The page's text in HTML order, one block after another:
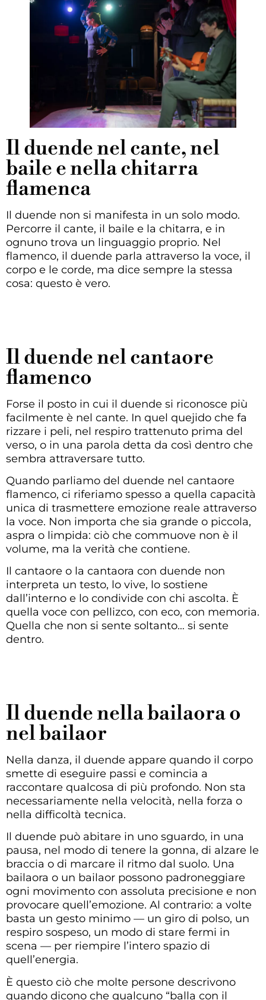
Il duende nel cante, nel
baile e nella chitarra
flamenca
Il duende non si manifesta in un solo modo.
Percorre il cante, il baile e la chitarra, e in
ognuno trova un linguaggio proprio. Nel
flamenco, il duende parla attraverso la voce, il
corpo e le corde, ma dice sempre la stessa
cosa: questo è vero.
Il duende nel cantaore
flamenco
Forse il posto in cui il duende si riconosce più
facilmente è nel cante. In quel quejido che fa
rizzare i peli, nel respiro trattenuto prima del
verso, o in una parola detta da così dentro che
sembra attraversare tutto.
Quando parliamo del duende nel cantaore
flamenco, ci riferiamo spesso a quella capacità
unica di trasmettere emozione reale attraverso
la voce. Non importa che sia grande o piccola,
aspra o limpida: ciò che commuove non è il
volume, ma la verità che contiene.
Il cantaore o la cantaora con duende non
interpreta un testo, lo vive, lo sostiene
dall’interno e lo condivide con chi ascolta. È
quella voce con pellizco, con eco, con memoria.
Quella che non si sente soltanto… si sente
dentro.
Il duende nella bailaora o
nel bailaor
Nella danza, il duende appare quando il corpo
smette di eseguire passi e comincia a
raccontare qualcosa di più profondo. Non sta
necessariamente nella velocità, nella forza o
nella difficoltà tecnica.
Il duende può abitare in uno sguardo, in una
pausa, nel modo di tenere la gonna, di alzare le
braccia o di marcare il ritmo dal suolo. Una
bailaora o un bailaor possono padroneggiare
ogni movimento con assoluta precisione e non
provocare quell’emozione. Al contrario: a volte
basta un gesto minimo — un giro di polso, un
respiro sospeso, un modo di stare fermi in
scena — per riempire l’intero spazio di
quell’energia.
È questo ciò che molte persone descrivono
quando dicono che qualcuno “balla con il